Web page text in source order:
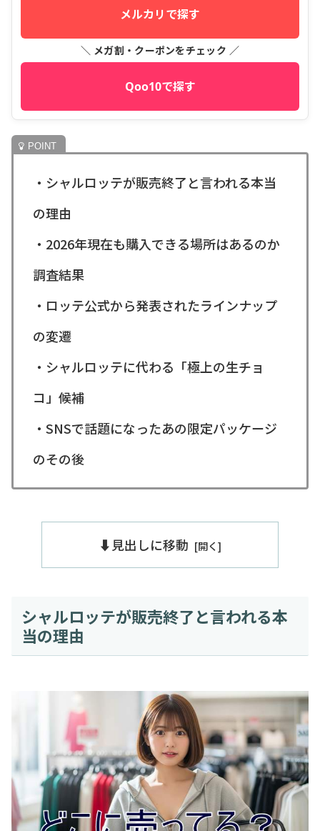
メルカリで探す
＼ メガ割・クーポンをチェック ／
Qoo10で探す
・シャルロッテが販売終了と言われる本当
の理由
・2026年現在も購入できる場所はあるのか
調査結果
・ロッテ公式から発表されたラインナップ
の変遷
・シャルロッテに代わる「極上の生チョ
コ」候補
・SNSで話題になったあの限定パッケージ
のその後
⬇️見出しに移動
シャルロッテが販売終了と言われる本
当の理由